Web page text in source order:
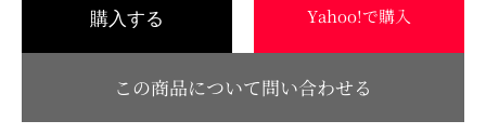
購入する Yahoo!で購入
この商品について問い合わせる